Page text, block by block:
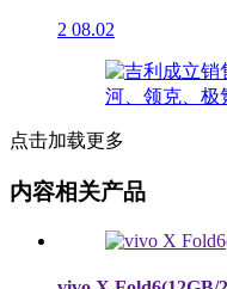
2 08.02
点击加载更多
内容相关产品